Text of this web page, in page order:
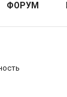
ФОРУМ